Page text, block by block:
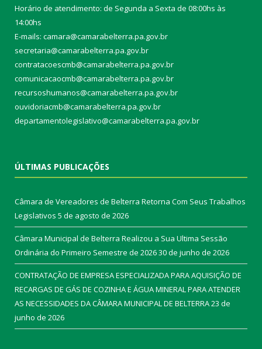
Horário de atendimento: de Segunda a Sexta de 08:00hs às
14:00hs
E-mails: camara@camarabelterra.pa.gov.br
secretaria@camarabelterra.pa.gov.br
contratacoescmb@camarabelterra.pa.gov.br
comunicacaocmb@camarabelterra.pa.gov.br
recursoshumanos@camarabelterra.pa.gov.br
ouvidoriacmb@camarabelterra.pa.gov.br
departamentolegislativo@camarabelterra.pa.gov.br
ÚLTIMAS PUBLICAÇÕES
Câmara de Vereadores de Belterra Retorna Com Seus Trabalhos
Legislativos 5 de agosto de 2026
Câmara Municipal de Belterra Realizou a Sua Ultima Sessão
Ordinária do Primeiro Semestre de 202630 de junho de 2026
CONTRATAÇÃO DE EMPRESA ESPECIALIZADA PARA AQUISIÇÃO DE
RECARGAS DE GÁS DE COZINHA E ÁGUA MINERAL PARA ATENDER
AS NECESSIDADES DA CÂMARA MUNICIPAL DE BELTERRA23 de
junho de 2026